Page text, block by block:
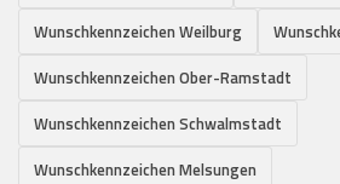
Wunschkennzeichen Weilburg
Wunschkennzeichen Ober-Ramstadt
Wunschkennzeichen Schwalmstadt
Wunschkennzeichen Melsungen